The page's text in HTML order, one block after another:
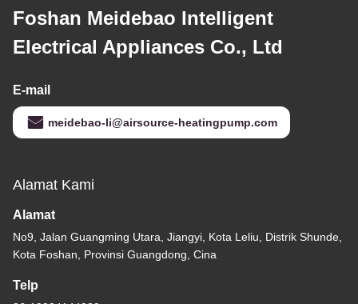
Foshan Meidebao Intelligent
Electrical Appliances Co., Ltd
E-mail
meidebao-li@airsource-heatingpump.com
Alamat Kami
Alamat
No9, Jalan Guangming Utara, Jiangyi, Kota Leliu, Distrik Shunde,
Kota Foshan, Provinsi Guangdong, Cina
Telp